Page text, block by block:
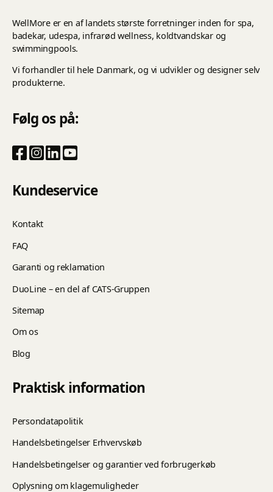
WellMore er en af landets største forretninger inden for spa,
badekar, udespa, infrarød wellness, koldtvandskar og
swimmingpools.
Vi forhandler til hele Danmark, og vi udvikler og designer selv
produkterne.
Følg os på:
Kundeservice
Kontakt
FAQ
Garanti og reklamation
DuoLine – en del af CATS-Gruppen
Sitemap
Om os
Blog
Praktisk information
Persondatapolitik
Handelsbetingelser Erhvervskøb
Handelsbetingelser og garantier ved forbrugerkøb
Oplysning om klagemuligheder